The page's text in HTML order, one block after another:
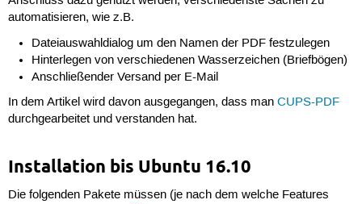
automatisieren, wie z.B.
Dateiauswahldialog um den Namen der PDF festzulegen
Hinterlegen von verschiedenen Wasserzeichen (Briefbögen)
Anschließender Versand per E-Mail
In dem Artikel wird davon ausgegangen, dass man CUPS-PDF
durchgearbeitet und verstanden hat.
Installation bis Ubuntu 16.10
Die folgenden Pakete müssen (je nach dem welche Features